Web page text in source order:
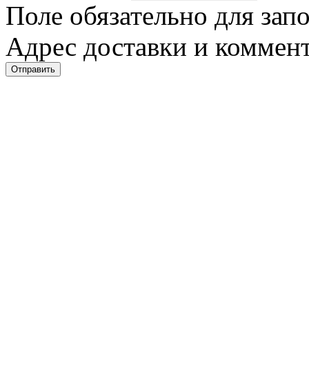
Поле обязательно для
Адрес доставки и